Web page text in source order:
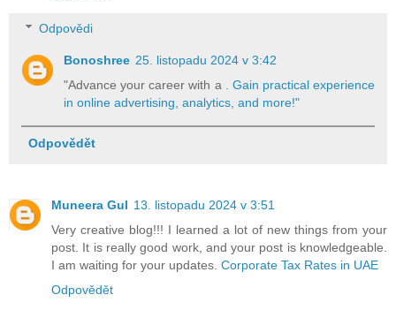
Odpovědi
Bonoshree 25. listopadu 2024 v 3:42
"Advance your career with a . Gain practical experience
in online advertising, analytics, and more!"
Odpovědět
Muneera Gul 13. listopadu 2024 v 3:51
Very creative blog!!! I learned a lot of new things from your
post. It is really good work, and your post is knowledgeable.
I am waiting for your updates. Corporate Tax Rates in UAE
Odpovědět